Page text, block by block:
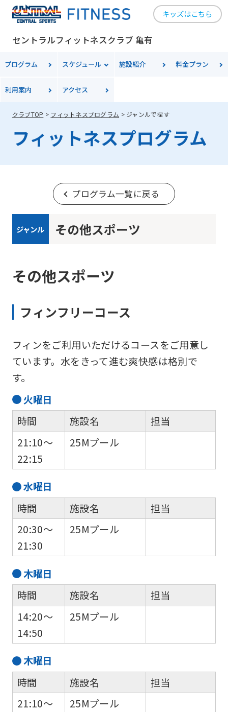
キッズはこちら
セントラルフィットネスクラブ 亀有
プログラム スケジュール 施設紹介 料金プラン
利用案内 アクセス
クラブTOP フィットネスプログラム ジャンルで探す
フィットネスプログラム
プログラム一覧に戻る
ジャンル その他スポーツ
その他スポーツ
フィンフリーコース
フィンをご利用いただけるコースをご用意し
ています。水をきって進む爽快感は格別で
す。
火曜日
時間
21:10～
22:15
施設名
25Mプール
担当
水曜日
時間
20:30～
21:30
施設名
25Mプール
担当
木曜日
時間
14:20～
14:50
施設名
25Mプール
担当
木曜日
時間
21:10～
施設名
25Mプール
担当
For
foreigners
official
website
is